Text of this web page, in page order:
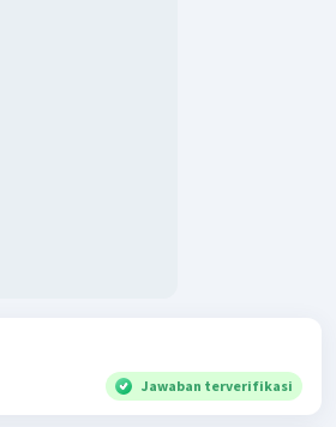
Jawaban terverifikasi